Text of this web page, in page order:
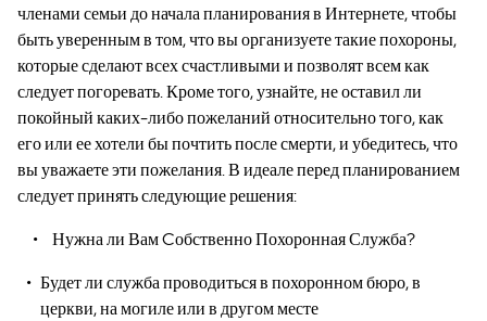
членами семьи до начала планирования в Интернете, чтобы
быть уверенным в том, что вы организуете такие похороны,
которые сделают всех счастливыми и позволят всем как
следует погоревать. Кроме того, узнайте, не оставил ли
покойный каких-либо пожеланий относительно того, как
его или ее хотели бы почтить после смерти, и убедитесь, что
вы уважаете эти пожелания. В идеале перед планированием
следует принять следующие решения:
Нужна ли Вам Cобственно Похоронная Служба?
Будет ли служба проводиться в похоронном бюро, в
церкви, на могиле или в другом месте